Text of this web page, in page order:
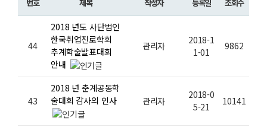
번호
제목 작성자 등록일 조회수
44
2018 년도 사단법인
한국취업진로학회
추계학술발표대회
안내
관리자
2018-1
1-01
9862
43
2018 년 춘계공동학
술대회 감사의 인사
관리자
2018-0
5-21
10141